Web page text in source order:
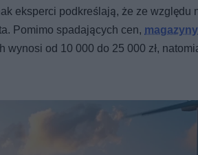
eksperci podkreślają, że ze względu
Pomimo spadających cen,
wynosi od 10 000 do 25 000 zł,